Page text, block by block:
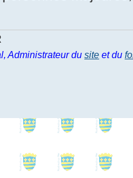
Administrateur du site et du